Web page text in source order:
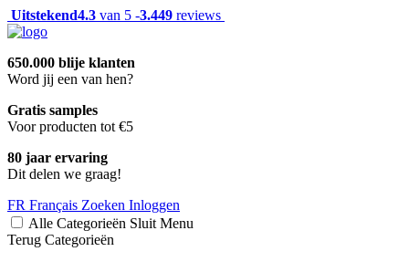
Uitstekend4.3 van 5 -3.449 reviews
650.000 blije klanten
Word jij een van hen?
Gratis samples
Voor producten tot €5
80 jaar ervaring
Dit delen we graag!
FR Français Zoeken Inloggen
Alle Categorieën Sluit Menu
Terug Categorieën